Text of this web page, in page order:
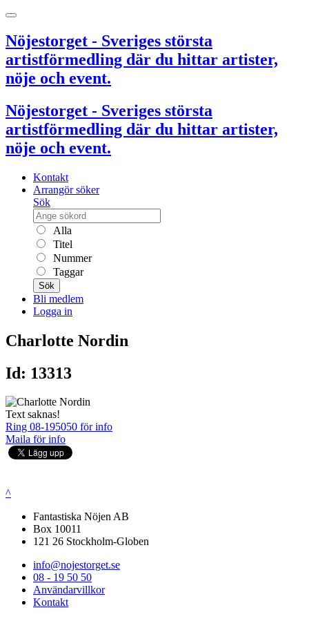
Nöjestorget - Sveriges största
artistförmedling där du hittar artister,
nöje och event.
Nöjestorget - Sveriges största
artistförmedling där du hittar artister,
nöje och event.
Kontakt
Arrangör söker
Sök
Alla
Titel
Nummer
Taggar
Sök
Bli medlem
Logga in
Charlotte Nordin
Id: 13313
Text saknas!
Ring 08-195050 för info
Maila för info
^
Fantastiska Nöjen AB
Box 10011
121 26 Stockholm-Globen
info@nojestorget.se
08 - 19 50 50
Användarvillkor
Kontakt